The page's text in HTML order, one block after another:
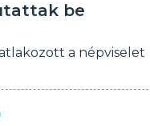
be
a népviselet